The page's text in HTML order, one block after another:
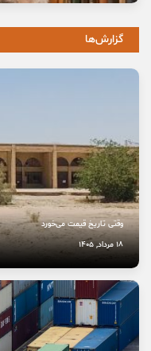
13 مرداد, 1405
خاموشی صدای اصالت
10 مرداد, 1405
گزارش‌ها
وقتی تاریخ قیمت می‌خورد
18 مرداد, 1405